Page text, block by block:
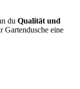
du Qualität und
Gartendusche eine